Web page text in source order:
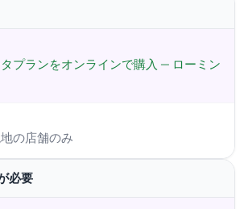
プランをオンラインで購入 — ローミン
の店舗のみ
必要